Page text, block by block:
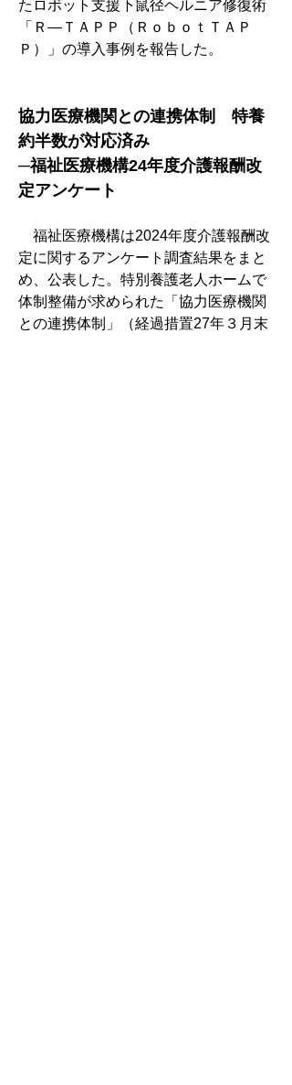
たロボット支援下鼠径ヘルニア修復術
「Ｒ―ＴＡＰＰ（ＲｏｂｏｔＴＡＰ
Ｐ）」の導入事例を報告した。
協力医療機関との連携体制　特養
約半数が対応済み
─福祉医療機構24年度介護報酬改
定アンケート
福祉医療機構は2024年度介護報酬改
定に関するアンケート調査結果をまと
め、公表した。特別養護老人ホームで
体制整備が求められた「協力医療機関
との連携体制」（経過措置27年３月末